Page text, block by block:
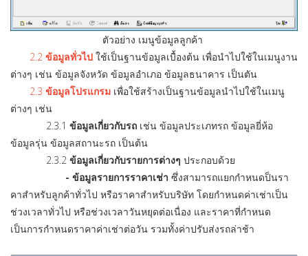
ตัวอย่าง เมนูข้อมูลลูกค้า
2.2 ข้อมูลทั่วไป ใช้เป็นฐานข้อมูลเบื้องต้น เพื่อนำไปใช้ในเมนูงาน
ต่างๆ เช่น ข้อมูลจังหวัด ข้อมูลอำเภอ ข้อมูลธนาคาร เป็นตัน
2.3 ข้อมูลโปรแกรม เพื่อใช้สร้างเป็นฐานข้อมูลนำไปใช้ในเมนู
ต่างๆ เช่น
2.3.1 ข้อมูลเกี่ยวกับรถ เช่น ข้อมูลประเภทรถ ข้อมูลยี่ห้อ
ข้อมูลรุ่น ข้อมูลสถานะรถ เป็นต้น
2.3.2 ข้อมูลเกี่ยวกับรายการต่างๆ ประกอบด้วย
- ข้อมูลรายการราคาเช่า ซึ่งสามารถแยกกำหนดป็นรา
คาสำหรับลูกค้าทั่วไป หรือราคาสำหรับบริษัท โดยกำหนดค่าเช่าเป็น
ช่วงเวลาทั่วไป หรือช่วงเวลาวันหยุดต่อเนื่อง และราคาที่กำหนด
เป็นการกำหนดราคาค่าเช่าต่อวัน รวมทั้งค่าปรับส่งรถล่าช้า